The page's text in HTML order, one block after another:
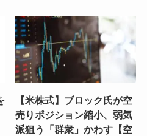
【米株式】ブロック氏が空
売りポジション縮小、弱気
派狙う「群衆」かわす【空